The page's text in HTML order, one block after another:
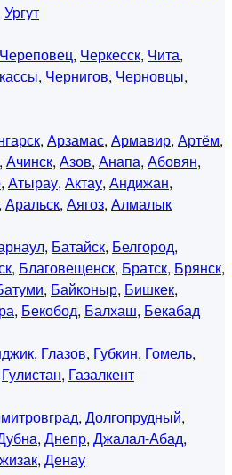
Ургут
Череповец, Черкесск, Чита,
, Чернигов, Черновцы,
, Арзамас, Армавир, Артём,
, Ачинск, Азов, Анапа, Абовян,
, Атырау, Актау, Андижан,
, Аральск, Аягоз, Алмалык
, Батайск, Белгород,
, Благовещенск, Братск, Брянск,
, Байконыр, Бишкек,
, Бекобод, Балхаш, Бекабад
, Глазов, Губкин, Гомель,
Гулистан, Газалкент
, Долгопрудный,
, Днепр, Джалал-Абад,
, Денау